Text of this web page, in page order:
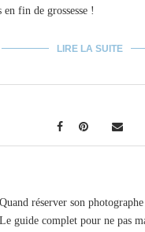
fin de grossesse !
LIRE LA SUITE
Quand réserver son
Le guide complet pour ne pas